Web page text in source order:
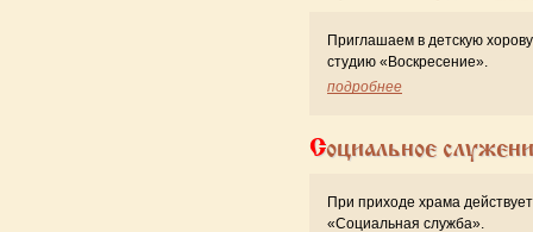
Приглашаем в детскую
студию «Воскресение».
подробнее
Социальное
При приходе храма действует
«Cоциальная служба».